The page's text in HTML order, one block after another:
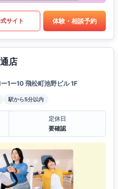
サイト 体験・相談予約
店
1ー10 飛松町池野ビル 1F
駅から5分以内
定休日
要確認